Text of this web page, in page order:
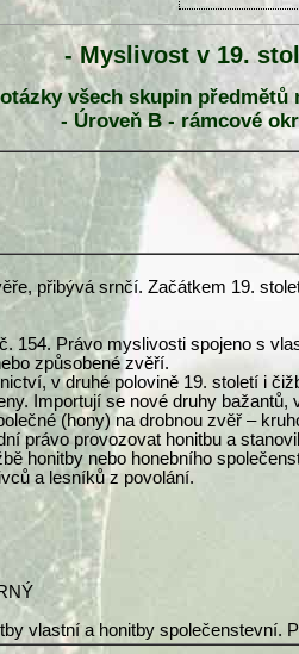
- Myslivost v 19.
všech skupin
- Úroveň B - rámcové
přibývá srnčí. Začátkem 19.
Právo myslivosti spojeno s
způsobené zvěří.
v druhé polovině 19. století i
Importují se nové druhy
(hony) na drobnou zvěř –
právo provozovat honitbu a
honitby nebo honebního
a lesníků z povolání.
vlastní a honitby